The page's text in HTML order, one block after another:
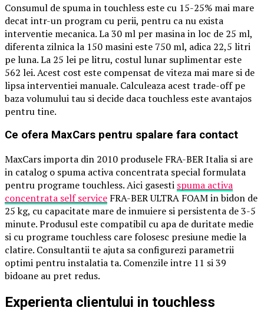
Consumul de spuma in touchless este cu 15-25% mai mare
decat intr-un program cu perii, pentru ca nu exista
interventie mecanica. La 30 ml per masina in loc de 25 ml,
diferenta zilnica la 150 masini este 750 ml, adica 22,5 litri
pe luna. La 25 lei pe litru, costul lunar suplimentar este
562 lei. Acest cost este compensat de viteza mai mare si de
lipsa interventiei manuale. Calculeaza acest trade-off pe
baza volumului tau si decide daca touchless este avantajos
pentru tine.
Ce ofera MaxCars pentru spalare fara contact
MaxCars importa din 2010 produsele FRA-BER Italia si are
in catalog o spuma activa concentrata special formulata
pentru programe touchless. Aici gasesti spuma activa
concentrata self service FRA-BER ULTRA FOAM in bidon de
25 kg, cu capacitate mare de inmuiere si persistenta de 3-5
minute. Produsul este compatibil cu apa de duritate medie
si cu programe touchless care folosesc presiune medie la
clatire. Consultantii te ajuta sa configurezi parametrii
optimi pentru instalatia ta. Comenzile intre 11 si 39
bidoane au pret redus.
Experienta clientului in touchless